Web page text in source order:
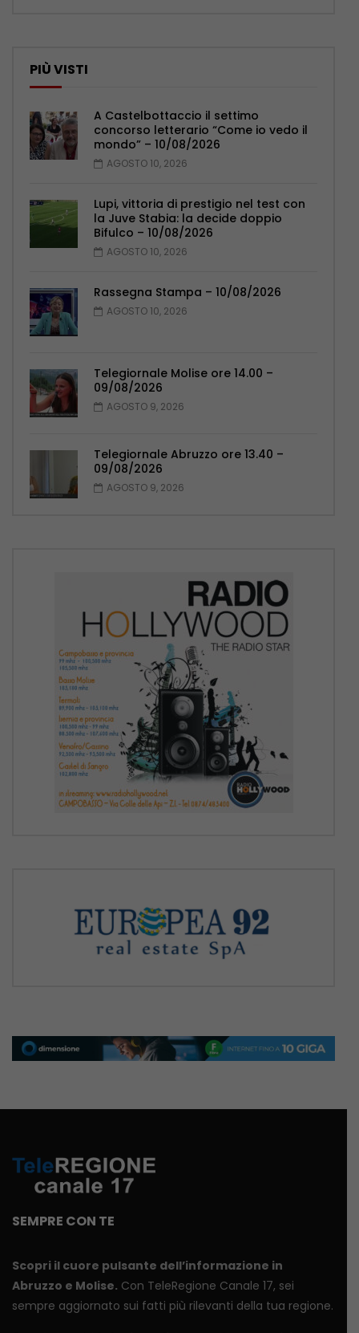
PIÙ VISTI
A Castelbottaccio il settimo
concorso letterario “Come io vedo il
mondo” – 10/08/2026
AGOSTO 10, 2026
Lupi, vittoria di prestigio nel test con
la Juve Stabia: la decide doppio
Bifulco – 10/08/2026
AGOSTO 10, 2026
Rassegna Stampa – 10/08/2026
AGOSTO 10, 2026
Telegiornale Molise ore 14.00 –
09/08/2026
AGOSTO 9, 2026
Telegiornale Abruzzo ore 13.40 –
09/08/2026
AGOSTO 9, 2026
SEMPRE CON TE
Scopri il cuore pulsante dell’informazione in
Abruzzo e Molise. Con TeleRegione Canale 17, sei
sempre aggiornato sui fatti più rilevanti della tua regione.